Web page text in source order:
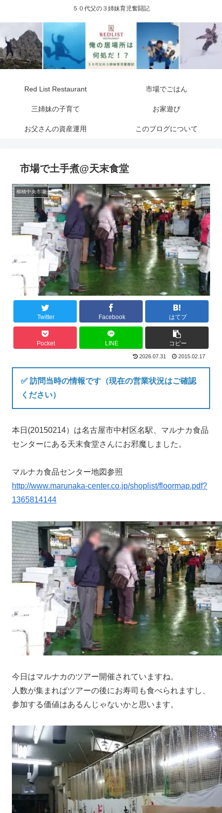
５０代父の３姉妹育児奮闘記
Red List Restaurant 市場でごはん
三姉妹の子育て お家遊び
お父さんの資産運用 このブログについて
市場で土手煮@天末食堂
柳橋中央市場
Twitter Facebook はてブ
Pocket LINE コピー
2026.07.31 2015.02.17
✅ 訪問当時の情報です（現在の営業状況はご確認
ください）
本日(20150214）は名古屋市中村区名駅、マルナカ食品
センターにある天末食堂さんにお邪魔しました。
マルナカ食品センター地図参照
http://www.marunaka-center.co.jp/shoplist/floormap.pdf?
1365814144
今日はマルナカのツアー開催されていますね。
人数が集まればツアーの後にお寿司も食べられますし、
参加する価値はあるんじゃないかと思います。